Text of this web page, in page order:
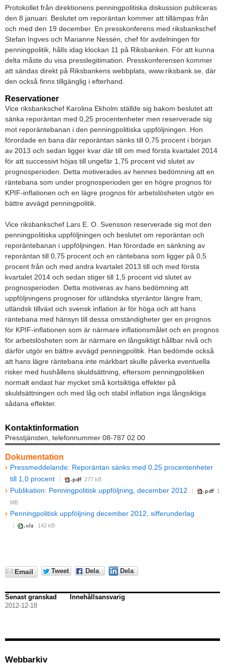
Protokollet från direktionens penningpolitiska diskussion publiceras
den 8 januari. Beslutet om reporäntan kommer att tillämpas från
och med den 19 december. En presskonferens med riksbankschef
Stefan Ingves och Marianne Nessén, chef för avdelningen för
penningpolitik, hålls idag klockan 11 på Riksbanken. För att kunna
delta måste du visa presslegitimation. Presskonferensen kommer
att sändas direkt på Riksbankens webbplats, www.riksbank.se, där
den också finns tillgänglig i efterhand.
Reservationer
Vice riksbankschef Karolina Ekholm ställde sig bakom beslutet att
sänka reporäntan med 0,25 procentenheter men reserverade sig
mot reporäntebanan i den penningpolitiska uppföljningen. Hon
förordade en bana där reporäntan sänks till 0,75 procent i början
av 2013 och sedan ligger kvar där till om med första kvartalet 2014
för att successivt höjas till ungefär 1,75 procent vid slutet av
prognosperioden. Detta motiverades av hennes bedömning att en
räntebana som under prognosperioden ger en högre prognos för
KPIF-inflationen och en lägre prognos för arbetslösheten utgör en
bättre avvägd penningpolitik.
Vice riksbankschef Lars E. O. Svensson reserverade sig mot den
penningpolitiska uppföljningen och beslutet om reporäntan och
reporäntebanan i uppföljningen. Han förordade en sänkning av
reporäntan till 0,75 procent och en räntebana som ligger på 0,5
procent från och med andra kvartalet 2013 till och med första
kvartalet 2014 och sedan stiger till 1,5 procent vid slutet av
prognosperioden. Detta motiveras av hans bedömning att
uppföljningens prognoser för utländska styrräntor längre fram,
utländsk tillväxt och svensk inflation är för höga och att hans
räntebana med hänsyn till dessa omständigheter ger en prognos
för KPIF-inflationen som är närmare inflationsmålet och en prognos
för arbetslösheten som är närmare en långsiktigt hållbar nivå och
därför utgör en bättre avvägd penningpolitik. Han bedömde också
att hans lägre räntebana inte märkbart skulle påverka eventuella
risker med hushållens skuldsättning, eftersom penningpolitiken
normalt endast har mycket små kortsiktiga effekter på
skuldsättningen och med låg och stabil inflation inga långsiktiga
sådana effekter.
Kontaktinformation
Presstjänsten, telefonnummer 08-787 02 00
Dokumentation
Pressmeddelande: Reporäntan sänks med 0,25 procentenheter
till 1,0 procent
277 kB
Publikation: Penningpolitisk uppföljning, december 2012
1
MB
Penningpolitisk uppföljning december 2012, sifferunderlag
142 kB
Email Tweet Dela Dela
Senast granskad
2012-12-18
Innehållsansvarig
Webbarkiv